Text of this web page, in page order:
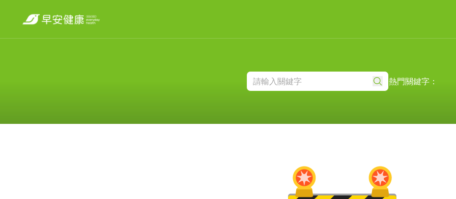
熱門關鍵字：